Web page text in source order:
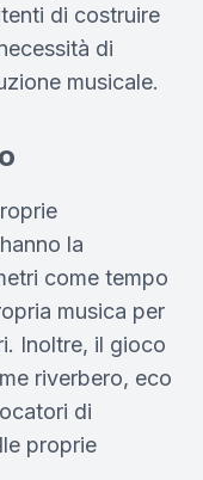
di costruire
di
musicale.
la
come tempo
musica per
Inoltre, il gioco
riverbero, eco
di
proprie